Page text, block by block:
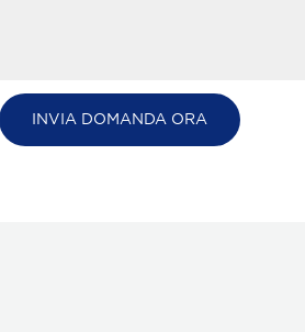
INVIA DOMANDA ORA